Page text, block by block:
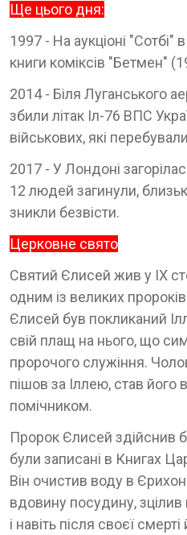
Ще цього дня:
1997 - На аукціоні
книги коміксів "Бетмен"
2014 - Біля Луганського
збили літак Іл-76 ВПС
військових, які
2017 - У Лондоні
12 людей загинули,
зникли безвісти.
Церковне свято
Святий Єлисей жив у IX
одним із великих
Єлисей був покликаний
свій плащ на нього, що
пророчого служіння.
пішов за Іллею, став його
помічником.
Пророк Єлисей здійснив
були записані в Книгах
Він очистив воду в
вдовину посудину,
і навіть після своєї